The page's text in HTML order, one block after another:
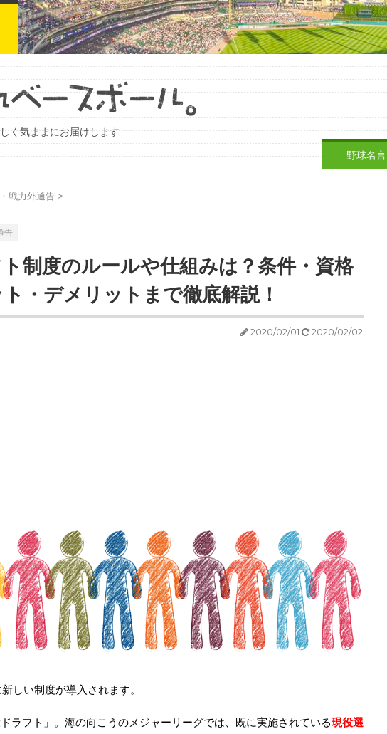
く気ままにお届けします
野球名言
戦力外通告 >
告
制度のルールや仕組みは？条件・資格
・デメリットまで徹底解説！
2020/02/01 2020/02/02
しい制度が導入されます。
ラフト」。海の向こうのメジャーリーグでは、既に実施されている現役選